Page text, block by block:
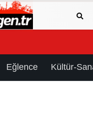
Eğlence Kültür-